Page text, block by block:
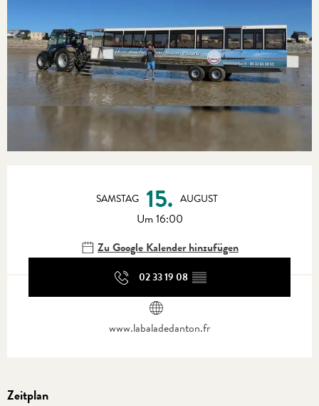
SAMSTAG 15. AUGUST
Um 16:00
Zu Google Kalender hinzufügen
02 33 19 08 ▒▒
www.labaladedanton.fr
Zeitplan